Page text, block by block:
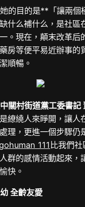
的目的是**「讓兩個
什么補什么，是社區
。現在，顛末改革后
房等便平易近辦事的
順暢。
關村街道黨工委書記
繚繞人來睜開，讓人
理，更進一個步驟仍
111 比我們
群的感情活動起來，
快。
全齡友愛